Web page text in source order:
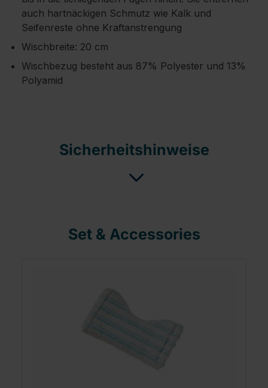
auch hartnäckigen Schmutz wie Kalk und
Seifenreste ohne Kraftanstrengung
Wischbreite: 20 cm
Wischbezug besteht aus 87% Polyester und 13%
Polyamid
Sicherheitshinweise
Set & Accessories